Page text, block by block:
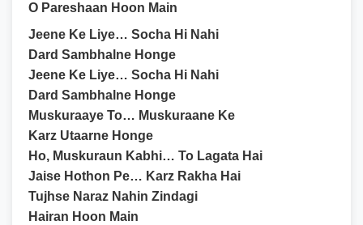
O Pareshaan Hoon Main
Jeene Ke Liye… Socha Hi Nahi
Dard Sambhalne Honge
Jeene Ke Liye… Socha Hi Nahi
Dard Sambhalne Honge
Muskuraaye To… Muskuraane Ke
Karz Utaarne Honge
Ho, Muskuraun Kabhi… To Lagata Hai
Jaise Hothon Pe… Karz Rakha Hai
Tujhse Naraz Nahin Zindagi
Hairan Hoon Main